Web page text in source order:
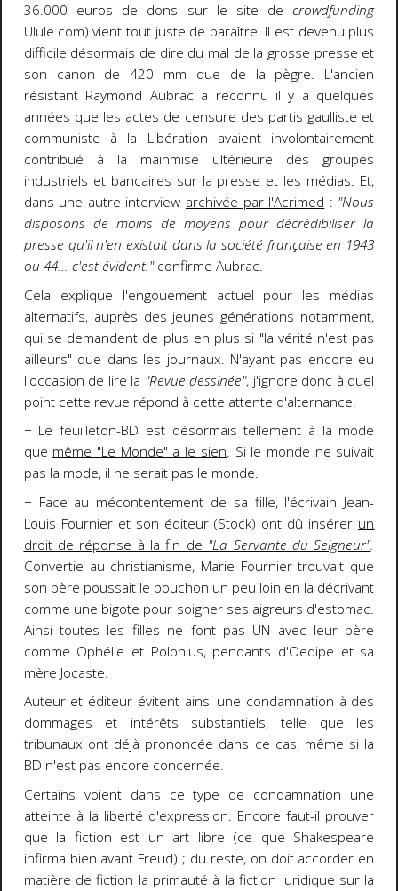
36.000 euros de dons sur le site decrowdfunding
Ulule.com) vient tout juste de paraître. Il est devenu plus
difficile désormais de dire du mal de la grosse presse et
son canon de 420 mm que de la pègre. L'ancien
résistant Raymond Aubrac a reconnu il y a quelques
années que les actes de censure des partis gaulliste et
communiste à la Libération avaient involontairement
contribué à la mainmise ultérieure des groupes
industriels et bancaires sur la presse et les médias. Et,
dans une autre interview archivée par l'Acrimed : "Nous
disposons de moins de moyens pour décrédibiliser la
presse qu'il n'en existait dans la société française en 1943
ou 44... c'est évident."confirme Aubrac.
Cela explique l'engouement actuel pour les médias
alternatifs, auprès des jeunes générations notamment,
qui se demandent de plus en plus si "la vérité n'est pas
ailleurs" que dans les journaux. N'ayant pas encore eu
l'occasion de lire la "Revue dessinée", j'ignore donc à quel
point cette revue répond à cette attente d'alternance.
+ Le feuilleton-BD est désormais tellement à la mode
que même "Le Monde" a le sien. Si le monde ne suivait
pas la mode, il ne serait pas le monde.
+ Face au mécontentement de sa fille, l'écrivain Jean-
Louis Fournier et son éditeur (Stock) ont dû insérer un
droit de réponse à la fin de "La Servante du Seigneur".
Convertie au christianisme, Marie Fournier trouvait que
son père poussait le bouchon un peu loin en la décrivant
comme une bigote pour soigner ses aigreurs d'estomac.
Ainsi toutes les filles ne font pas UN avec leur père
comme Ophélie et Polonius, pendants d'Oedipe et sa
mère Jocaste.
Auteur et éditeur évitent ainsi une condamnation à des
dommages et intérêts substantiels, telle que les
tribunaux ont déjà prononcée dans ce cas, même si la
BD n'est pas encore concernée.
Certains voient dans ce type de condamnation une
atteinte à la liberté d'expression. Encore faut-il prouver
que la fiction est un art libre (ce que Shakespeare
infirma bien avant Freud) ; du reste, on doit accorder en
matière de fiction la primauté à la fiction juridique sur la